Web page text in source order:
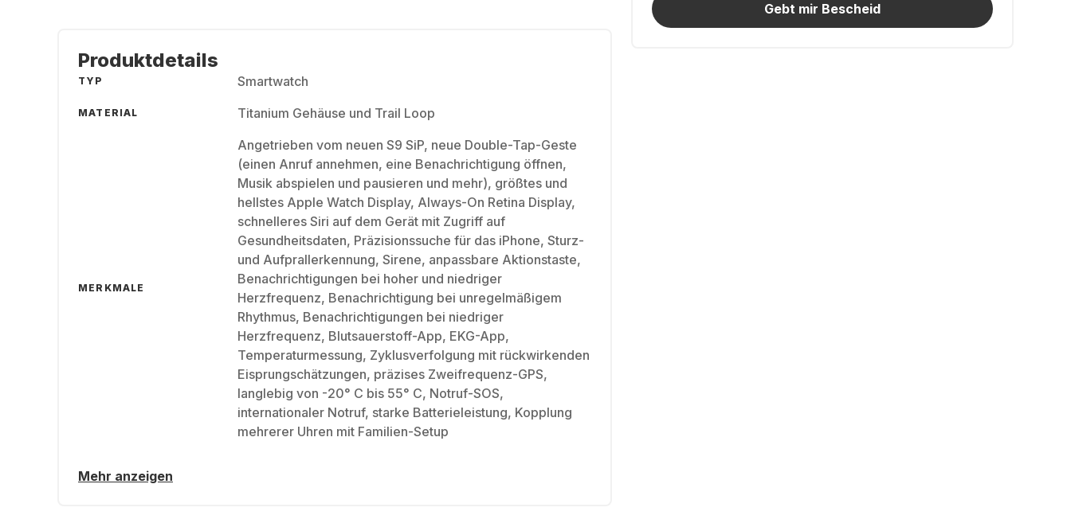
Gebt mir Bescheid
Produktdetails
TYP Smartwatch
MATERIAL Titanium Gehäuse und Trail Loop
MERKMALE
Angetrieben vom neuen S9 SiP, neue Double-Tap-Geste
(einen Anruf annehmen, eine Benachrichtigung öffnen,
Musik abspielen und pausieren und mehr), größtes und
hellstes Apple Watch Display, Always-On Retina Display,
schnelleres Siri auf dem Gerät mit Zugriff auf
Gesundheitsdaten, Präzisionssuche für das iPhone, Sturz-
und Aufprallerkennung, Sirene, anpassbare Aktionstaste,
Benachrichtigungen bei hoher und niedriger
Herzfrequenz, Benachrichtigung bei unregelmäßigem
Rhythmus, Benachrichtigungen bei niedriger
Herzfrequenz, Blutsauerstoff-App, EKG-App,
Temperaturmessung, Zyklusverfolgung mit rückwirkenden
Eisprungschätzungen, präzises Zweifrequenz-GPS,
langlebig von -20° C bis 55° C, Notruf-SOS,
internationaler Notruf, starke Batterieleistung, Kopplung
mehrerer Uhren mit Familien-Setup
Mehr anzeigen